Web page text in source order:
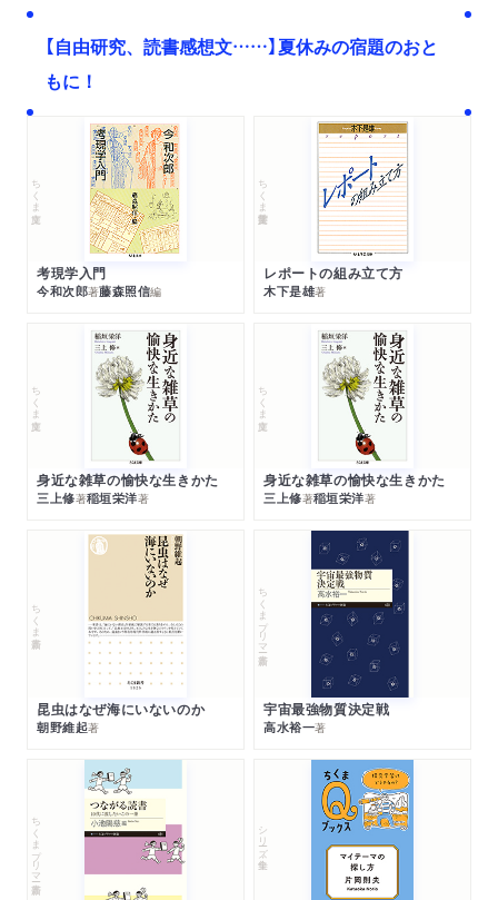
【自由研究、読書感想文……】夏休みの宿題のおと
もに！
ちくま文庫
考現学入門
今和次郎著藤森照信編
ちくま学芸文庫
レポートの組み立て方
木下是雄著
ちくま文庫
身近な雑草の愉快な生きかた
三上修著稲垣栄洋著
ちくま文庫
身近な雑草の愉快な生きかた
三上修著稲垣栄洋著
ちくま新書
昆虫はなぜ海にいないのか
朝野維起著
ちくまプリマー新書
宇宙最強物質決定戦
高水裕一著
ちくまプリマー新書 シリーズ・全集